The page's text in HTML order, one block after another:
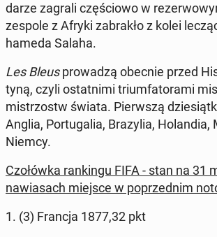
darze zagrali częś­ciowo w
zespole z Afryki zabrakło z kolei
hame­da Salaha.
Les Bleusprowadzą obecnie przed
tyną, czyli os­tat­ni­mi tri­umfa­tora­mi
mis­tr­zostw świata. Pier­wszą
Anglia, Por­tu­galia, Brazylia, Holan­dia,
Niemcy.
Czołówka rankingu FIFA - stan na 31
naw­iasach miejsce w poprzed­nim
1. (3) Francja 1877,32 pkt